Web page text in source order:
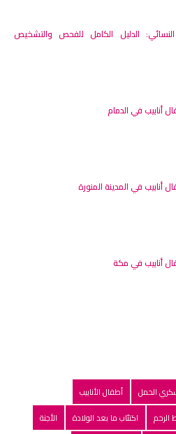
النسائي: الدليل الكامل للفحص والتشخيص
أنابيب في الدمام
أنابيب في المدينة المنورة
أنابيب في مكة
الحمل
أطفال الأنابيب
اكتئاب ما بعد الولادة
الأجنة